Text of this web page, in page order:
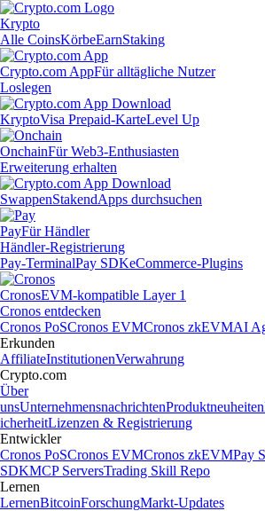
Krypto
Alle CoinsKörbeEarnStaking
Crypto.com AppFür alltägliche Nutzer
Loslegen
KryptoVisa Prepaid-KarteLevel Up
OnchainFür Web3-Enthusiasten
Erweiterung erhalten
SwappenStakendApps durchsuchen
PayFür Händler
Händler-Registrierung
Pay-TerminalPay SDKeCommerce-Plugins
CronosEVM-kompatible Layer 1
Cronos entdecken
Cronos PoSCronos EVMCronos zkEVMAI
Erkunden
AffiliateInstitutionenVerwahrung
Crypto.com
Über
unsUnternehmensnachrichtenProduktneuheiten
icherheitLizenzen & Registrierung
Entwickler
Cronos PoSCronos EVMCronos zkEVMPay
SDKMCP ServersTrading Skill Repo
Lernen
LernenBitcoinForschungMarkt-Updates